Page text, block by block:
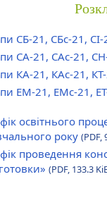
СБ-21, СБс-21, СІ-
СА-21, САс-21,
КА-21, КАс-21,
ЕМ-21, ЕМс-21,
освітнього
року (PDF,
проведення
(PDF, 133.3